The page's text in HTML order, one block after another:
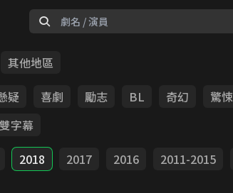
其他地區
疑 喜劇 勵志 BL 奇幻 驚悚
雙字幕
2018 2017 2016 2011-2015